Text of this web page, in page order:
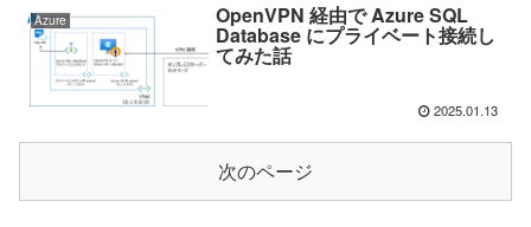
Azure OpenVPN 経由で Azure SQL
Database にプライベート接続し
てみた話
2025.01.13
次のページ